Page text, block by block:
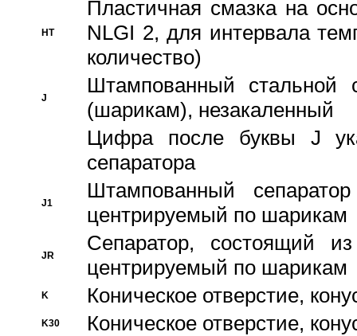
HT
Пластичная смазка на
NLGI 2, для интервала
количество)
J
Штампованный стальной
(шарикам), незакаленный
Цифра после буквы J
сепаратора
J1
Штампованный
центрируемый по шарикам
JR
Сепаратор, состоящий
центрируемый по шарикам
K Коническое отверстие,
K30 Коническое отверстие,